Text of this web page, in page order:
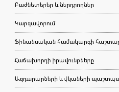
Բաժնետերեր և ներդրողներ
Կարգավորում
Ֆինանսական համակարգի
Հաճախորդի իրավունքները
Ազդարարների և վկաների